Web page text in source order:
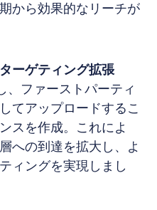
から効果的なリーチが
ーゲティング拡張
、ファーストパーティ
てアップロードするこ
スを作成。これによ
への到達を拡大し、よ
ィングを実現しまし